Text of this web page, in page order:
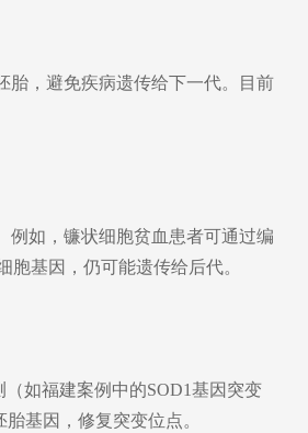
胎，避免疾病遗传给下一代。目前
例如，镰状细胞贫血患者可通过编
基因，仍可能遗传给后代。
如福建案例中的SOD1基因突变
基因，修复突变位点。